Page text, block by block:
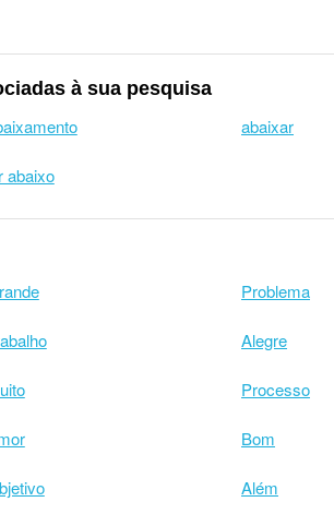
à sua pesquisa
abaixar
abaixo
Problema
Alegre
Processo
Bom
Além